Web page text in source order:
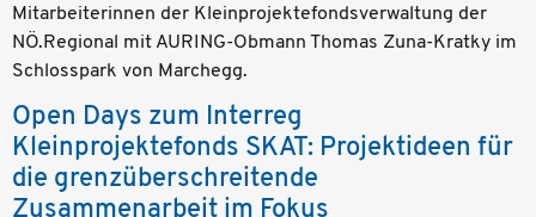
Mitarbeiterinnen der Kleinprojektefondsverwaltung der
NÖ.Regional mit AURING-Obmann Thomas Zuna-Kratky im
Schlosspark von Marchegg.
Open Days zum Interreg
Kleinprojektefonds SKAT: Projektideen für
die grenzüberschreitende